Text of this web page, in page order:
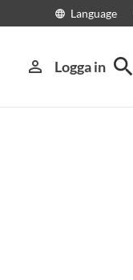
language Language
person_outline Logga in search